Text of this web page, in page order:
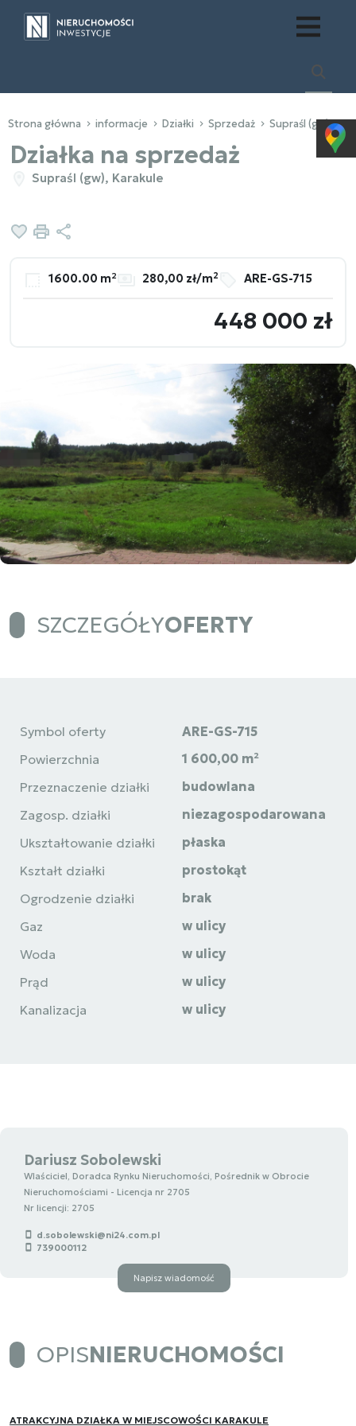
Strona główna informacje Działki Sprzedaż Supraśl (gw)
Działka na sprzedaż
Supraśl (gw), Karakule
Dodaj do ulubionych
Drukuj
1600.00 m² 280,00 zł/m2 ARE-GS-715
448 000 zł
SZCZEGÓŁYOFERTY
Symbol oferty
ARE-GS-715
Powierzchnia
1 600,00 m²
Przeznaczenie działki
budowlana
Zagosp. działki
niezagospodarowana
Ukształtowanie działki
płaska
Kształt działki
prostokąt
Ogrodzenie działki
brak
Gaz
w ulicy
Woda
w ulicy
Prąd
w ulicy
Kanalizacja
w ulicy
Dariusz Sobolewski
Wlaściciel, Doradca Rynku Nieruchomości, Pośrednik w Obrocie
Nieruchomościami - Licencja nr 2705
Nr licencji: 2705
d.sobolewski@ni24.com.pl
739000112
Napisz wiadomość
OPISNIERUCHOMOŚCI
ATRAKCYJNA DZIAŁKA W MIEJSCOWOŚCI KARAKULE